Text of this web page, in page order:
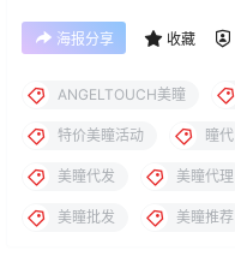
海报分享 收藏
ANGELTOUCH美瞳
特价美瞳活动 瞳代
美瞳代发 美瞳代理
美瞳批发 美瞳推荐